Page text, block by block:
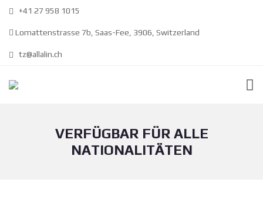
+41 27 958 1015
Lomattenstrasse 7b, Saas-Fee, 3906, Switzerland
tz@allalin.ch
VERFÜGBAR FÜR ALLE
NATIONALITÄTEN